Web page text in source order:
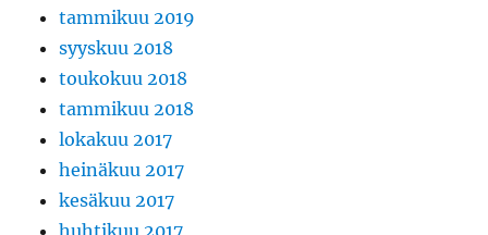
tammikuu 2019
syyskuu 2018
toukokuu 2018
tammikuu 2018
lokakuu 2017
heinäkuu 2017
kesäkuu 2017